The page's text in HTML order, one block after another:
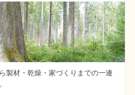
製材・乾燥・家づくりまでの一連